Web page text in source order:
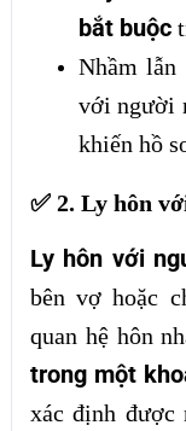
bắt buộc
Nhầm
với người
khiến hồ
✅ 2. Ly hôn
Ly hôn với
bên vợ hoặc
quan hệ hôn
trong một
xác định